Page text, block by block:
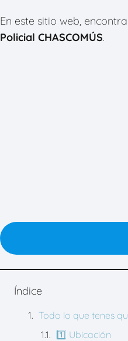
En este sitio web,
Policial CHASCOMÚS.
Índice
Todo lo que tenes
1️⃣ Ubicación